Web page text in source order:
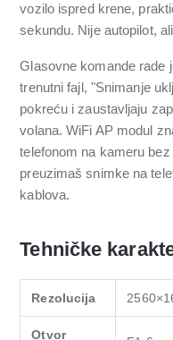
vozilo ispred krene,
sekundu. Nije autopilot,
Glasovne komande rade
trenutni fajl, "Snimanje
pokreću i zaustavljaju
volana. WiFi AP modul
telefonom na kameru
preuzimaš snimke na
kablova.
Tehničke
Rezolucija
Otvor